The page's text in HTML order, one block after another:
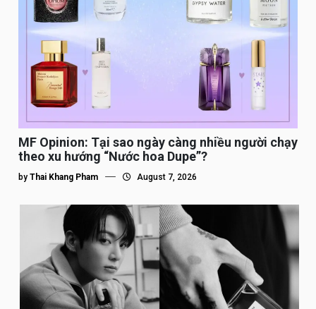
MF Opinion: Tại sao ngày càng nhiều người chạy
theo xu hướng “Nước hoa Dupe”?
by Thai Khang Pham August 7, 2026